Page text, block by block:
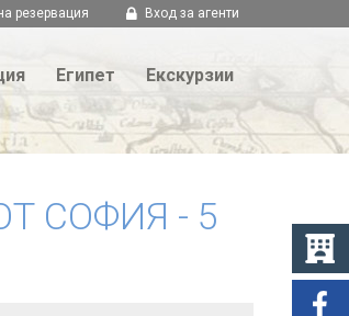
резервация Вход за агенти
Египет Екскурзии
СОФИЯ - 5